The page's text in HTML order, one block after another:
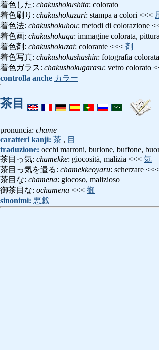
着色した: chakushokushita: colorato
着色刷り: chakushokuzuri: stampa a colori <<<
着色法: chakushokuhou: metodi di colorazione
着色画: chakushokuga: immagine colorata,
着色剤: chakushokuzai: colorante <<< 剤
着色写真: chakushokushashin: fotografia
着色ガラス: chakushokugarasu: vetro colorato
controlla anche カラー
茶目
pronuncia: chame
caratteri kanji: 茶 , 目
traduzione: occhi marroni, burlone, buffone,
茶目っ気: chamekke: giocosità, malizia <<< 気
茶目っ気を遣る: chamekkeoyaru: scherzare <<<
茶目な: chamena: giocoso, malizioso
御茶目な: ochamena <<< 御
sinonimi: 悪戯